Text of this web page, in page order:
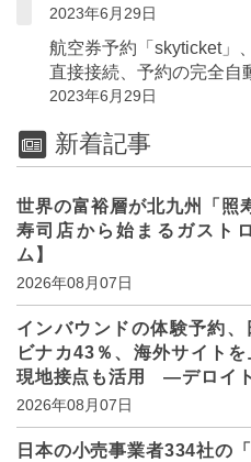
2023年6月29日
航空券予約「skyticket」
直接接続、予約の完全自
2023年6月29日
新着記事
世界の富裕層が北九州「照
寿司店から始まるガスト
ム】
2026年08月07日
インバウンドの体験予約
ビナカ43％、海外サイト
現地接点も活用 ―デロイ
2026年08月07日
日本の小売事業者334社の